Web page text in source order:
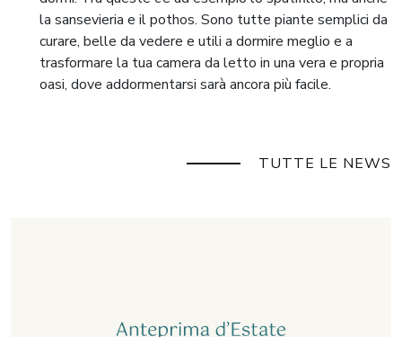
la sansevieria e il pothos. Sono tutte piante semplici da
curare, belle da vedere e utili a dormire meglio e a
trasformare la tua camera da letto in una vera e propria
oasi, dove addormentarsi sarà ancora più facile.
TUTTE LE NEWS